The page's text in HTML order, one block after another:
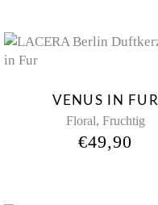
VENUS IN FUR
Floral, Fruchtig
€49,90